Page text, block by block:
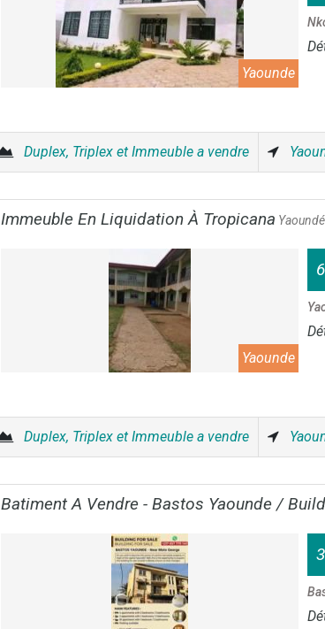
Yaounde
Duplex, Triplex et Immeuble a vendre
Immeuble En Liquidation À Tropicana Yaoundé
Yaounde
Duplex, Triplex et Immeuble a vendre
Batiment A Vendre - Bastos Yaounde /